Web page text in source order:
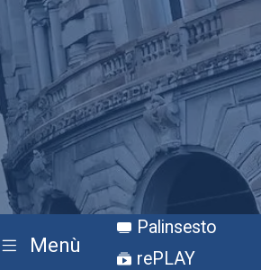
Menù
Palinsesto
rePLAY